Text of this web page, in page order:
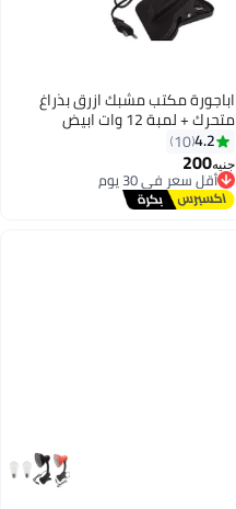
اباجورة مكتب مشبك ازرق بذراغ
متحرك + لمبة 12 وات ابيض
4.2
10
جنيه200
أقل سعر في 30 يوم
توصيل مجاني
أقل سعر في 30 يوم